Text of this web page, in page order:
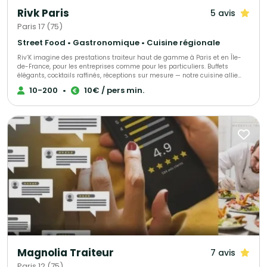
Rivk Paris 5 avis
Paris 17 (75)
Street Food • Gastronomique • Cuisine régionale
Riv’K imagine des prestations traiteur haut de gamme à Paris et en Île-
de-France, pour les entreprises comme pour les particuliers. Buffets
élégants, cocktails raffinés, réceptions sur mesure — notre cuisine allie
générosité, précision et influences levantines. Traiteur parisien à votre
écoute, nous nous adaptons à toutes vos envies et à chaque occasion.
alimentaires. Pour compléter votre expérience, nous offrons également
une sélection de boissons maison, préparées avec soin.
10-200 • 10€ / pers min.
Magnolia Traiteur 7 avis